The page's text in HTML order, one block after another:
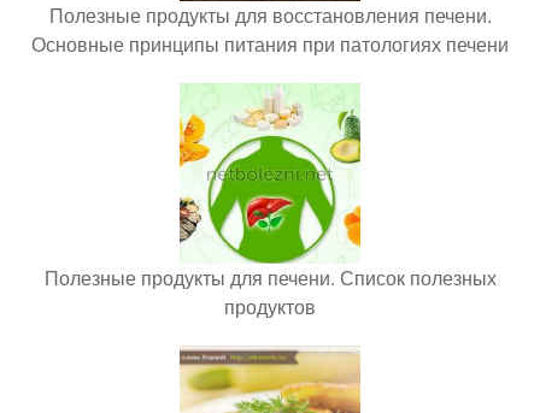
Полезные продукты для восстановления печени.
Основные принципы питания при патологиях печени
Полезные продукты для печени. Список полезных
продуктов